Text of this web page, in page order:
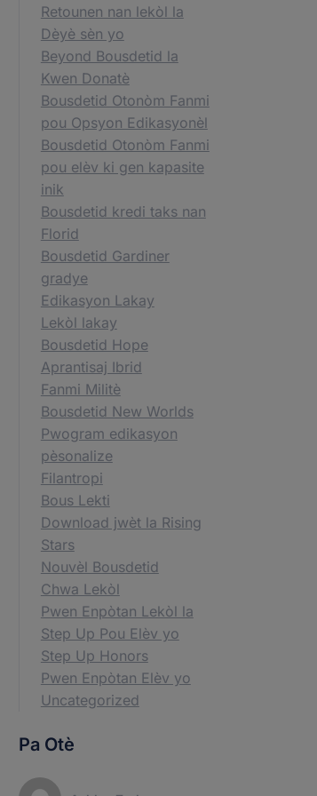
Retounen nan lekòl la
Dèyè sèn yo
Beyond Bousdetid la
Kwen Donatè
Bousdetid Otonòm Fanmi
pou Opsyon Edikasyonèl
Bousdetid Otonòm Fanmi
pou elèv ki gen kapasite
inik
Bousdetid kredi taks nan
Florid
Bousdetid Gardiner
gradye
Edikasyon Lakay
Lekòl lakay
Bousdetid Hope
Aprantisaj Ibrid
Fanmi Militè
Bousdetid New Worlds
Pwogram edikasyon
pèsonalize
Filantropi
Bous Lekti
Download jwèt la Rising
Stars
Nouvèl Bousdetid
Chwa Lekòl
Pwen Enpòtan Lekòl la
Step Up Pou Elèv yo
Step Up Honors
Pwen Enpòtan Elèv yo
Uncategorized
Pa Otè